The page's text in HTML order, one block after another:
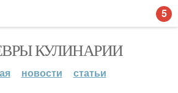
КУЛИНАРИИ
новости статьи
5